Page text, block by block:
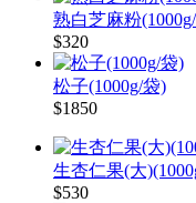
熟白芝麻粉
$320
松子(1000g/袋)
$1850
生杏仁果(大
$530